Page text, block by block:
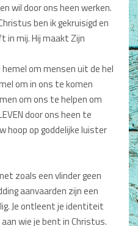
wil door ons heen werken.
ben ik gekruisigd en
in mij. Hij maakt Zijn
om mensen uit de hel
om in ons te komen
om ons te helpen om
door ons heen te
hoop op goddelijke luister
zoals een vlinder geen
aanvaarden zijn een
Je ontleent je identiteit
wie je bent in Christus.